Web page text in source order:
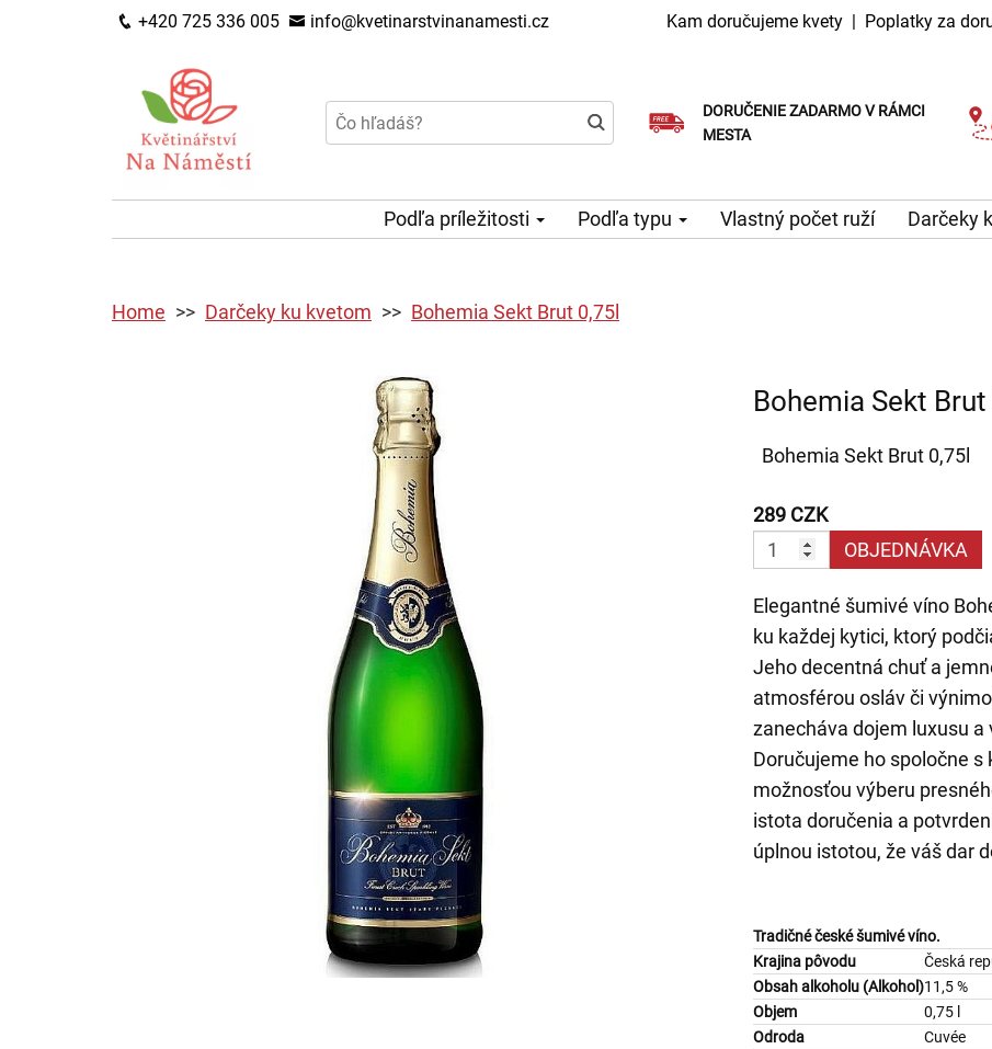
+420 725 336 005 info@kvetinarstvinanamesti.cz Kam doručujeme kvety | Poplatky za
DORUČENIE ZADARMO V RÁMCI
MESTA
Podľa príležitosti Podľa typu Vlastný počet ruží Darčeky
Home Darčeky ku kvetom Bohemia Sekt Brut 0,75l
Bohemia Sekt Brut
Bohemia Sekt Brut 0,75l
289 CZK
OBJEDNÁVKA
Elegantné šumivé víno
ku každej kytici, ktorý
Jeho decentná chuť a
atmosférou osláv či
zanecháva dojem luxusu
Doručujeme ho spoločne
možnosťou výberu
istota doručenia a
úplnou istotou, že váš dar
Tradičné české šumivé víno.
Krajina pôvodu
Česká
Obsah alkoholu (Alkohol)11,5 %
Objem
0,75 l
Odroda
Cuvée